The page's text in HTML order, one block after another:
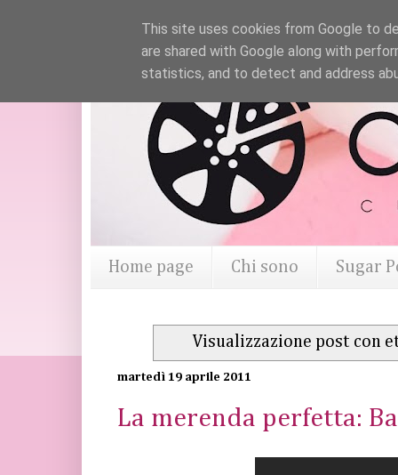
Home page Chi sono Sugar
Visualizzazione post con
martedì 19 aprile 2011
La merenda perfetta:
This site uses cookies from Google to
are shared with Google along with
statistics, and to detect and address